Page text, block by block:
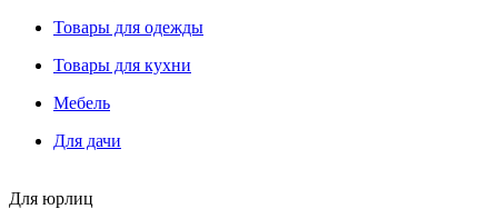
Товары для одежды
Товары для кухни
Мебель
Для дачи
Для юрлиц